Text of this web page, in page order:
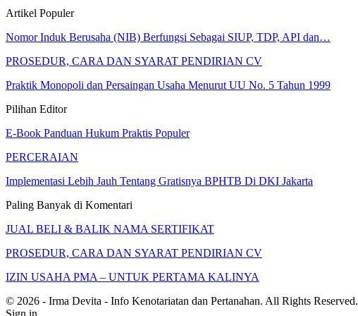
Artikel Populer
Nomor Induk Berusaha (NIB) Berfungsi Sebagai SIUP, TDP, API dan…
PROSEDUR, CARA DAN SYARAT PENDIRIAN CV
Praktik Monopoli dan Persaingan Usaha Menurut UU No. 5 Tahun 1999
Pilihan Editor
E-Book Panduan Hukum Praktis Populer
PERCERAIAN
Implementasi Lebih Jauh Tentang Gratisnya BPHTB Di DKI Jakarta
Paling Banyak di Komentari
JUAL BELI & BALIK NAMA SERTIFIKAT
PROSEDUR, CARA DAN SYARAT PENDIRIAN CV
IZIN USAHA PMA – UNTUK PERTAMA KALINYA
© 2026 - Irma Devita - Info Kenotariatan dan Pertanahan. All Rights Reserved.